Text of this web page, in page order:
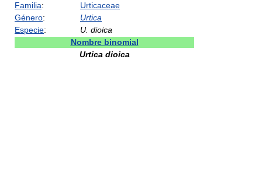
Familia:
Urticaceae
Género:
Urtica
Especie:
U. dioica
Nombre binomial
Urtica dioica